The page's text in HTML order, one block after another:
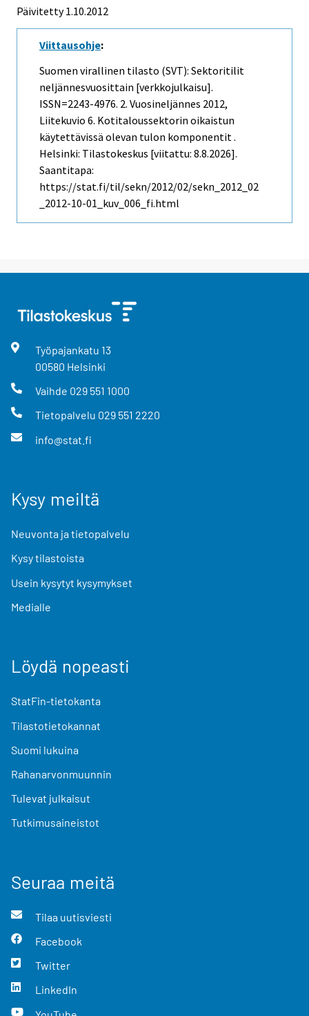
Päivitetty 1.10.2012
Viittausohje:
Suomen virallinen tilasto (SVT): Sektoritilit
neljännesvuosittain [verkkojulkaisu].
ISSN=2243-4976. 2. Vuosineljännes 2012,
Liitekuvio 6. Kotitaloussektorin oikaistun
käytettävissä olevan tulon komponentit .
Helsinki: Tilastokeskus [viitattu: 8.8.2026].
Saantitapa:
https://stat.fi/til/sekn/2012/02/sekn_2012_02
_2012-10-01_kuv_006_fi.html
Työpajankatu 13
00580 Helsinki
Vaihde 029 551 1000
Tietopalvelu 029 551 2220
info@stat.fi
Kysy meiltä
Neuvonta ja tietopalvelu
Kysy tilastoista
Usein kysytyt kysymykset
Medialle
Löydä nopeasti
StatFin-tietokanta
Tilastotietokannat
Suomi lukuina
Rahanarvonmuunnin
Tulevat julkaisut
Tutkimusaineistot
Seuraa meitä
Tilaa uutisviesti
Facebook
Twitter
LinkedIn